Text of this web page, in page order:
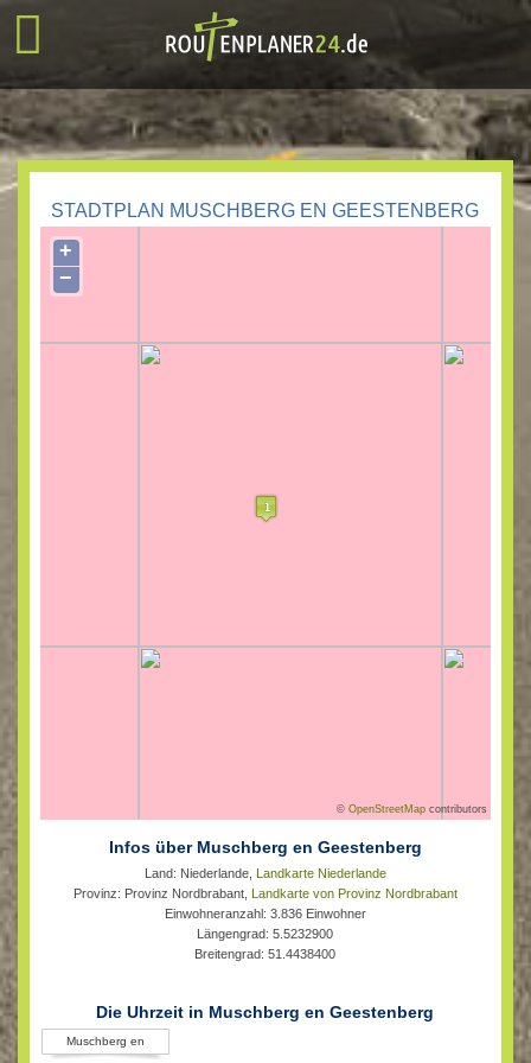
STADTPLAN MUSCHBERG EN GEESTENBERG
+
−
©OpenStreetMap contributors
Infos über Muschberg en Geestenberg
Land: Niederlande, Landkarte Niederlande
Provinz: Provinz Nordbrabant, Landkarte von Provinz Nordbrabant
Einwohneranzahl: 3.836 Einwohner
Längengrad: 5.5232900
Breitengrad: 51.4438400
Die Uhrzeit in Muschberg en Geestenberg
Muschberg en